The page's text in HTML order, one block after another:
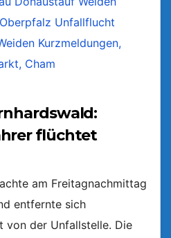
flüchtet
am Freitagnachmittag
entfernte sich
von der Unfallstelle. Die